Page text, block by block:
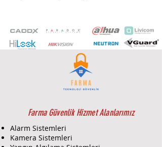
HD çıkış, Smart IR ile 20 Mt. Gece
Görüş Mesafesi, 12V DC, TVI / AHD /
CVI / CVBS desteği.
Farma Güvenlik Hizmet Alanlarımız
Alarm Sistemleri
Kamera Sistemleri